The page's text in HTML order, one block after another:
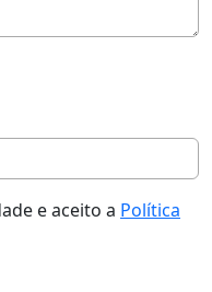
e aceito a Política